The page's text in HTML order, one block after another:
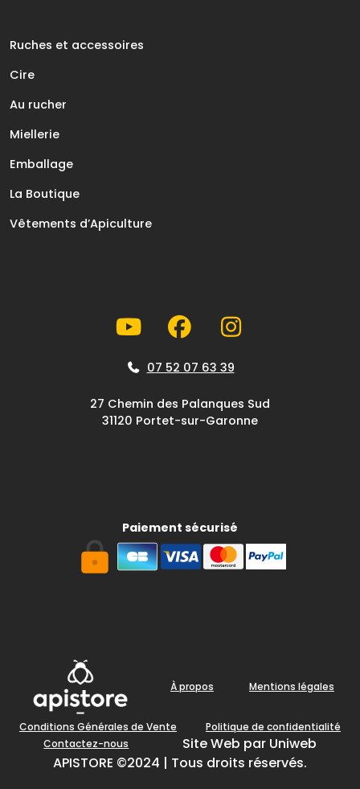
Ruches et accessoires
Cire
Au rucher
Miellerie
Emballage
La Boutique
Vêtements d’Apiculture
07 52 07 63 39
27 Chemin des Palanques Sud
31120 Portet-sur-Garonne
Paiement sécurisé
À propos Mentions légales
Conditions Générales de Vente
Politique de confidentialité
Contactez-nous
Site Web par Uniweb
APISTORE ©2024 | Tous droits réservés.